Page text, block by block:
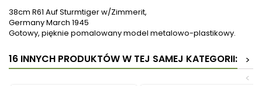
38cm R61 Auf Sturmtiger w/Zimmerit,
Germany March 1945
Gotowy, pięknie pomalowany model metalowo-plastikowy.
16 INNYCH PRODUKTÓW W TEJ SAMEJ KATEGORII:
>
<